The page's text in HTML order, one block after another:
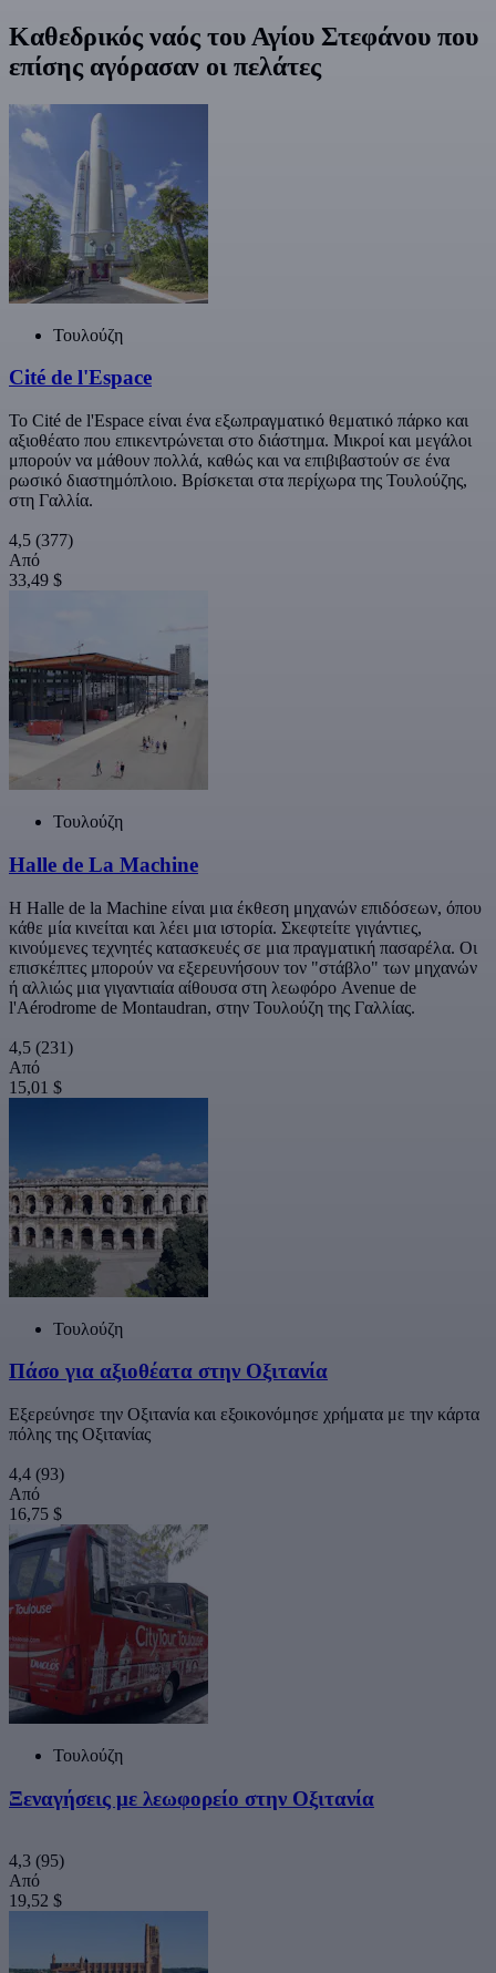
Καθεδρικός ναός του Αγίου Στεφάνου που
επίσης αγόρασαν οι πελάτες
Τουλούζη
Cité de l'Espace
Το Cité de l'Espace είναι ένα εξωπραγματικό θεματικό πάρκο και
αξιοθέατο που επικεντρώνεται στο διάστημα. Μικροί και μεγάλοι
μπορούν να μάθουν πολλά, καθώς και να επιβιβαστούν σε ένα
ρωσικό διαστημόπλοιο. Βρίσκεται στα περίχωρα της Τουλούζης,
στη Γαλλία.
4,5 (377)
Από
33,49 $
Τουλούζη
Halle de La Machine
Η Halle de la Machine είναι μια έκθεση μηχανών επιδόσεων, όπου
κάθε μία κινείται και λέει μια ιστορία. Σκεφτείτε γιγάντιες,
κινούμενες τεχνητές κατασκευές σε μια πραγματική πασαρέλα. Οι
επισκέπτες μπορούν να εξερευνήσουν τον "στάβλο" των μηχανών
ή αλλιώς μια γιγαντιαία αίθουσα στη λεωφόρο Avenue de
l'Aérodrome de Montaudran, στην Τουλούζη της Γαλλίας.
4,5 (231)
Από
15,01 $
Τουλούζη
Πάσο για αξιοθέατα στην Οξιτανία
Εξερεύνησε την Οξιτανία και εξοικονόμησε χρήματα με την κάρτα
πόλης της Οξιτανίας
4,4 (93)
Από
16,75 $
Τουλούζη
Ξεναγήσεις με λεωφορείο στην Οξιτανία
4,3 (95)
Από
19,52 $